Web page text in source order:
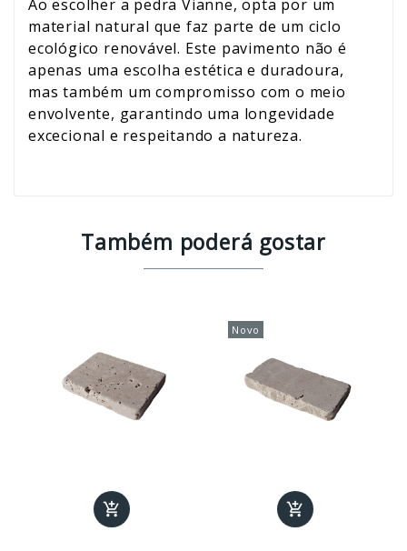
Ao escolher a pedra Vianne, opta por um
material natural que faz parte de um ciclo
ecológico renovável. Este pavimento não é
apenas uma escolha estética e duradoura,
mas também um compromisso com o meio
envolvente, garantindo uma longevidade
excecional e respeitando a natureza.
Também poderá gostar

Novo
